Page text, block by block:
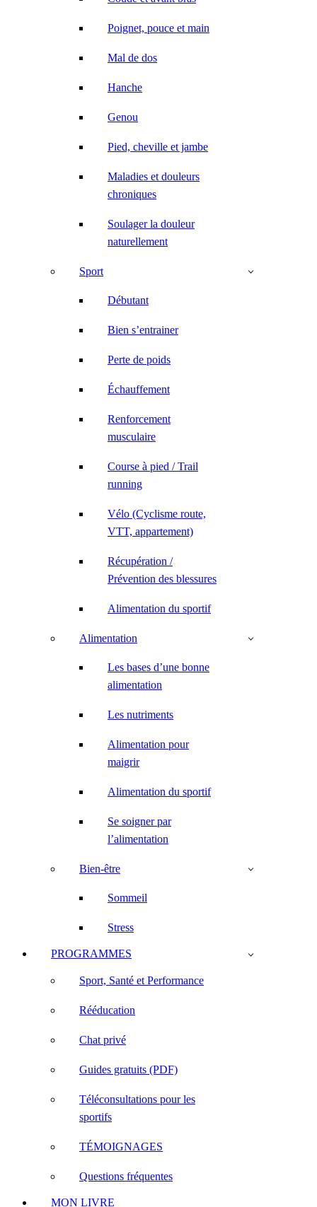
Poignet, pouce et main
Mal de dos
Hanche
Genou
Pied, cheville et jambe
Maladies et douleurs
chroniques
Soulager la douleur
naturellement
Sport
Débutant
Bien s’entrainer
Perte de poids
Échauffement
Renforcement
musculaire
Course à pied / Trail
running
Vélo (Cyclisme route,
VTT, appartement)
Récupération /
Prévention des blessures
Alimentation du sportif
Alimentation
Les bases d’une bonne
alimentation
Les nutriments
Alimentation pour
maigrir
Alimentation du sportif
Se soigner par
l’alimentation
Bien-être
Sommeil
Stress
PROGRAMMES
Sport, Santé et Performance
Rééducation
Chat privé
Guides gratuits (PDF)
Téléconsultations pour les
sportifs
TÉMOIGNAGES
Questions fréquentes
MON LIVRE